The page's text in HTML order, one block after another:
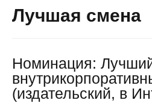
Лучшая смена
Номинация:
(издательский, в